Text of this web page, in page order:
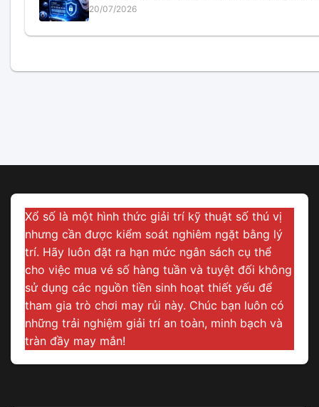
20/07/2026
Xổ số là một hình thức giải trí kỹ thuật số thú vị
nhưng cần được kiểm soát nghiêm ngặt bằng lý
trí. Hãy luôn đặt ra hạn mức ngân sách cụ thể
cho việc mua vé số hàng tuần và tuyệt đối không
sử dụng các nguồn tiền sinh hoạt thiết yếu để
tham gia trò chơi may rủi này. Chúc bạn luôn có
những trải nghiệm giải trí an toàn, minh bạch và
tràn đầy may mắn!